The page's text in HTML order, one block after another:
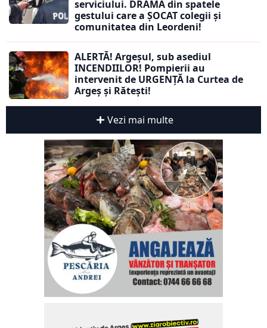
serviciului. DRAMA din spatele
gestului care a ȘOCAT colegii și
comunitatea din Leordeni!
ALERTĂ! Argeșul, sub asediul
INCENDIILOR! Pompierii au
intervenit de URGENȚĂ la Curtea de
Argeș și Rătești!
Vezi mai multe